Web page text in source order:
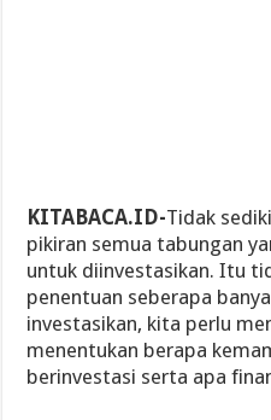
KITABACA.ID-Tidak
pikiran semua tabungan
untuk diinvestasikan. Itu
penentuan seberapa
investasikan, kita perlu
menentukan berapa
berinvestasi serta apa